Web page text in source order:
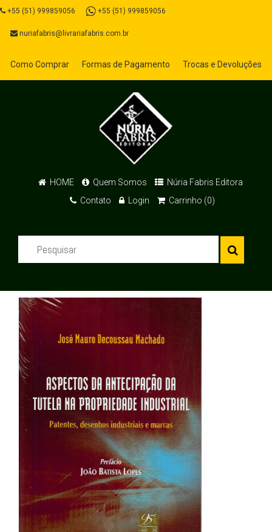
+55 (51) 999859056 +55 (51) 999859056
nuriafabris@livrariafabris.com.br
Como Comprar Formas de Pagamento Trocas e Devoluções
HOME Quem Somos
Núria Fabris Editora
Contato
Login Carrinho (0)